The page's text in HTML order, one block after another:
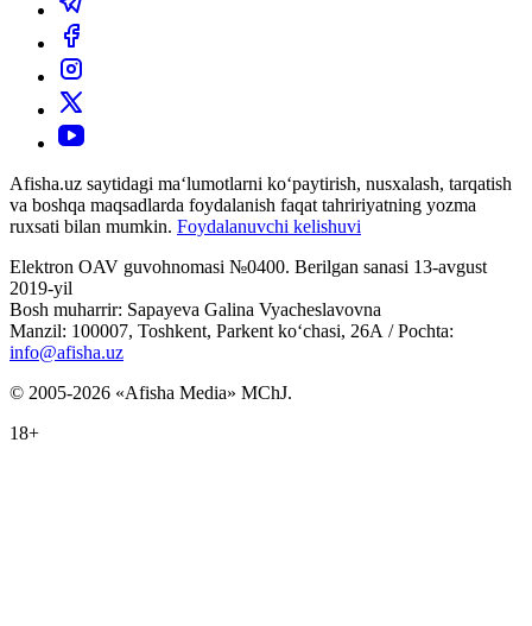
Afisha.uz saytidagi ma‘lumotlarni ko‘paytirish, nusxalash, tarqatish
va boshqa maqsadlarda foydalanish faqat tahririyatning yozma
ruxsati bilan mumkin. Foydalanuvchi kelishuvi
Elektron OAV guvohnomasi №0400. Berilgan sanasi 13-avgust
2019-yil
Bosh muharrir: Sapayeva Galina Vyacheslavovna
Manzil: 100007, Toshkent, Parkent ko‘chasi, 26А / Pochta:
info@afisha.uz
© 2005-2026 «Afisha Media» MChJ.
18+